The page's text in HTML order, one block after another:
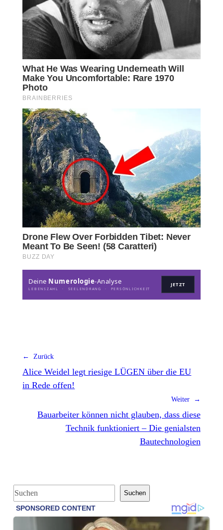
Deine Numerologie-Analyse
LEBENSZAHL · SEELENDRANG · PERSÖNLICHKEIT
JETZT
← Zurück
Alice Weidel legt riesige LÜGEN über die EU
in Rede offen!
Weiter →
Bauarbeiter können nicht glauben, dass diese
Technik funktioniert – Die genialsten
Bautechnologien
S
u
Suchen